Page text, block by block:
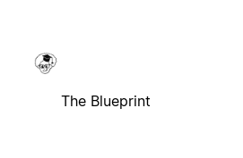
The Blueprint